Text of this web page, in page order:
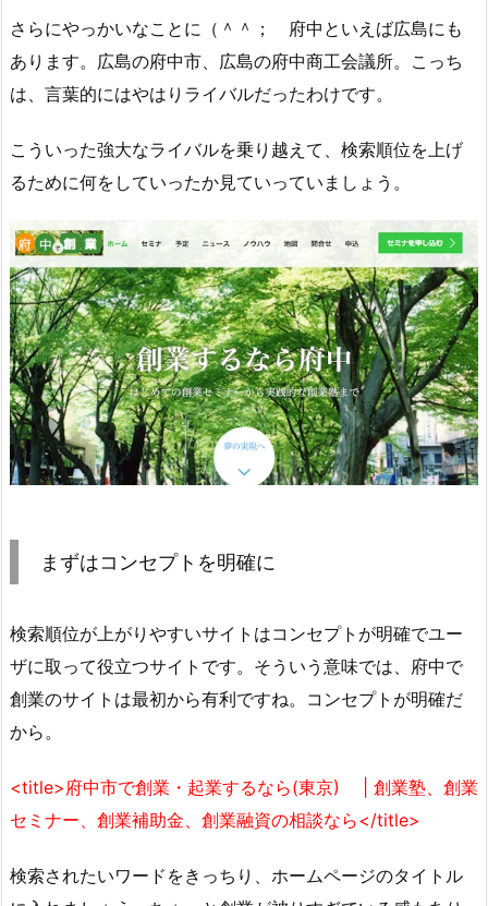
さらにやっかいなことに（＾＾； 府中といえば広島にも
あります。広島の府中市、広島の府中商工会議所。こっち
は、言葉的にはやはりライバルだったわけです。
こういった強大なライバルを乗り越えて、検索順位を上げ
るために何をしていったか見ていっていましょう。
まずはコンセプトを明確に
検索順位が上がりやすいサイトはコンセプトが明確でユー
ザに取って役立つサイトです。そういう意味では、府中で
創業のサイトは最初から有利ですね。コンセプトが明確だ
から。
<title>府中市で創業・起業するなら(東京) | 創業塾、創業
セミナー、創業補助金、創業融資の相談なら</title>
検索されたいワードをきっちり、ホームページのタイトル